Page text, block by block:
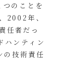
のことを
2002年、
任者だっ
ハンティン
の技術責任